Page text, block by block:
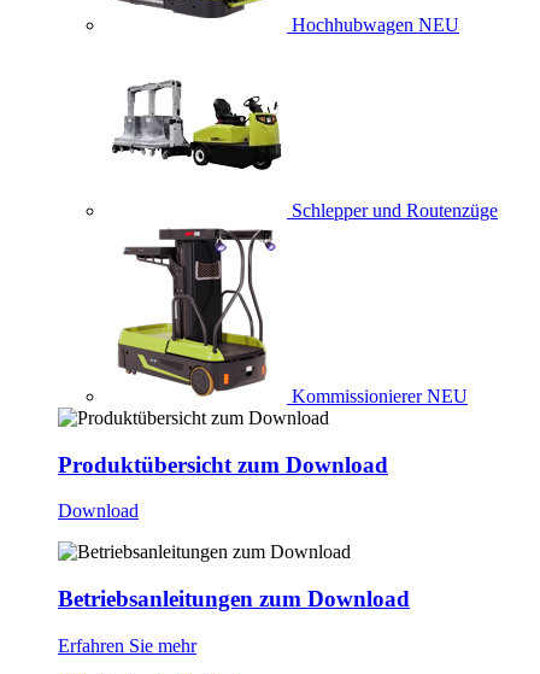
Hochhubwagen NEU
Schlepper und Routenzüge
Kommissionierer NEU
Produktübersicht zum Download
Download
Betriebsanleitungen zum Download
Erfahren Sie mehr